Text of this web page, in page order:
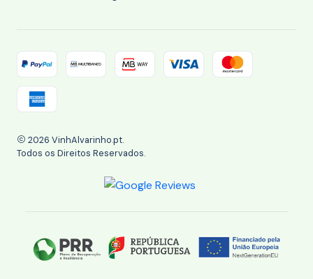
2026 VinhAlvarinho.pt.
Todos os Direitos Reservados.